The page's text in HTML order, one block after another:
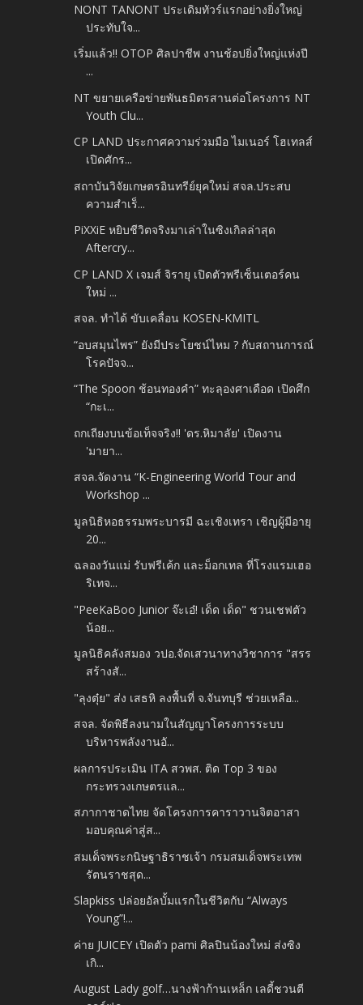
NONT TANONT ประเดิมทัวร์แรกอย่างยิ่งใหญ่
ประทับใจ...
เริ่มแล้ว!! OTOP ศิลปาชีพ งานช้อปยิ่งใหญ่แห่งปี
...
NT ขยายเครือข่ายพันธมิตรสานต่อโครงการ NT
Youth Clu...
CP LAND ประกาศความร่วมมือ ไมเนอร์ โฮเทลส์
เปิดศักร...
สถาบันวิจัยเกษตรอินทรีย์ยุคใหม่ สจล.ประสบ
ความสำเร็...
PiXXiE หยิบชีวิตจริงมาเล่าในซิงเกิลล่าสุด
Aftercry...
CP LAND X เจมส์ จิรายุ เปิดตัวพรีเซ็นเตอร์คน
ใหม่ ...
สจล. ทำได้ ขับเคลื่อน KOSEN-KMITL
“อบสมุนไพร” ยังมีประโยชน์ไหม ? กับสถานการณ์
โรคปัจจ...
“The Spoon ช้อนทองคำ” ทะลุองศาเดือด เปิดศึก
“กะเ...
ถกเถียงบนข้อเท็จจริง!! 'ดร.หิมาลัย' เปิดงาน
'มายา...
สจล.จัดงาน “K-Engineering World Tour and
Workshop ...
มูลนิธิหอธรรมพระบารมี ฉะเชิงเทรา เชิญผู้มีอายุ
20...
ฉลองวันแม่ รับฟรีเค้ก และม็อกเทล ที่โรงแรมเฮอ
ริเทจ...
"PeeKaBoo Junior จ๊ะเอ๋! เด็ด เด็ด" ชวนเชฟตัว
น้อย...
มูลนิธิคลังสมอง วปอ.จัดเสวนาทางวิชาการ "สรร
สร้างสั...
"ลุงตุ๋ย" ส่ง เสธหิ ลงพื้นที่ จ.จันทบุรี ช่วยเหลือ...
สจล. จัดพิธีลงนามในสัญญาโครงการระบบ
บริหารพลังงานอั...
ผลการประเมิน ITA สวพส. ติด Top 3 ของ
กระทรวงเกษตรแล...
สภากาชาดไทย จัดโครงการคาราวานจิตอาสา
มอบคุณค่าสู่ส...
สมเด็จพระกนิษฐาธิราชเจ้า กรมสมเด็จพระเทพ
รัตนราชสุด...
Slapkiss ปล่อยอัลบั้มแรกในชีวิตกับ “Always
Young”!...
ค่าย JUICEY เปิดตัว pami ศิลปินน้องใหม่ ส่งซิง
เกิ...
August Lady golf…นางฟ้าก้านเหล็ก เลดี้ชวนตี